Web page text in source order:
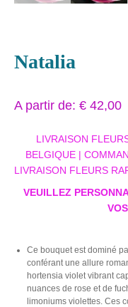
Natalia
A partir de: € 42,00
LIVRAISON
BELGIQUE |
LIVRAISON FLEURS
VEUILLEZ
Ce bouquet est dominé
conférant une allure
hortensia violet vibrant
nuances de rose et de
limoniums violettes. Ces